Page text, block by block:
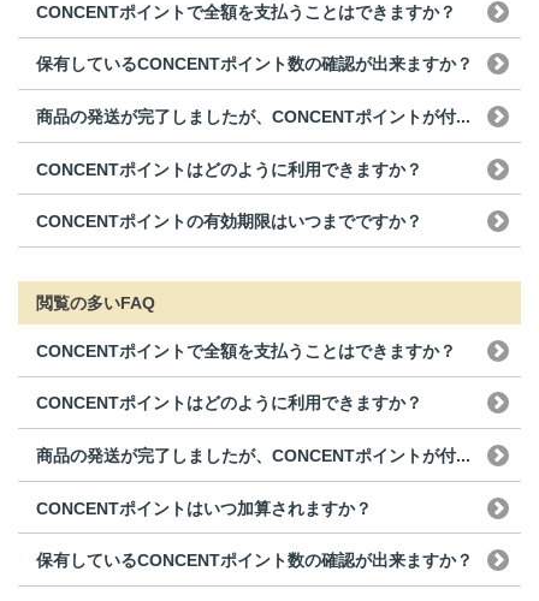
CONCENTポイントで全額を支払うことはできますか？
保有しているCONCENTポイント数の確認が出来ますか？
商品の発送が完了しましたが、CONCENTポイントが付...
CONCENTポイントはどのように利用できますか？
CONCENTポイントの有効期限はいつまでですか？
閲覧の多いFAQ
CONCENTポイントで全額を支払うことはできますか？
CONCENTポイントはどのように利用できますか？
商品の発送が完了しましたが、CONCENTポイントが付...
CONCENTポイントはいつ加算されますか？
保有しているCONCENTポイント数の確認が出来ますか？